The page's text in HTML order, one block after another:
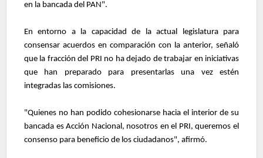
en la bancada del PAN".
En entorno a la capacidad de la actual legislatura para
consensar acuerdos en comparación con la anterior, señaló
que la fracción del PRI no ha dejado de trabajar en iniciativas
que han preparado para presentarlas una vez estén
integradas las comisiones.
"Quienes no han podido cohesionarse hacia el interior de su
bancada es Acción Nacional, nosotros en el PRI, queremos el
consenso para beneficio de los ciudadanos", afirmó.